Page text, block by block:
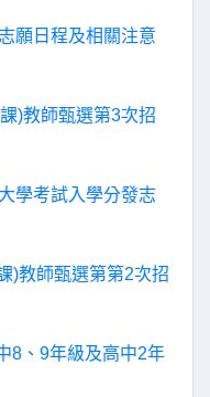
願日程及相關注意
)教師甄選第3次招
學考試入學分發志
)教師甄選第第2次招
8、9年級及高中2年